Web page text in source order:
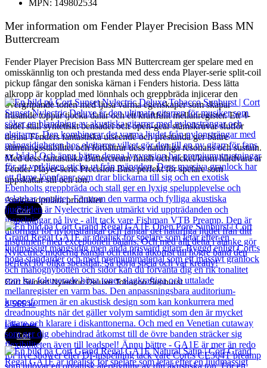
MPN: 149802534
Mer information om Fender Player Precision Bass MN
Buttercream
Fender Player Precision Bass MN Buttercream ger spelare med en
omisskännlig ton och prestanda med dess enda Player-serie split-coil
pickup fångar den soniska kärnan i Fenders historia. Dess lätta
alkropp är kopplad med lönnhals och greppbräda injicerar den
övergripande tonen med ljusa varma egenskaper som skapar
fräsande toppar tjocka dalar och ett kraftfullt mellanregister. Ett 4-
sadel stall syntetiskt bensadel och open-gear stämskruvar slutför
denna Fenders fantastiska utseende och prestanda ger bättre
stämningsstabilitet och förbättrar dess naturliga resonans och sustain.
Med dess fantastiska Buttercream finish och nickel/krom hårdvara är
Fender Player-serie Precision Bass perfekt för spelare som
uppskattar stil och ton.
Andra populära produkter
Cort
Cort Sunset Nylectric Deluxe Tobacco Sunburst
8 565kr
Läs mer
Cort